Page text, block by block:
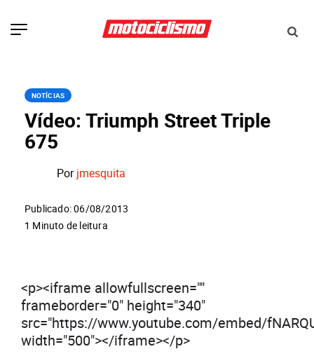
NOTÍCIAS
Vídeo: Triumph Street Triple
675
Porjmesquita
Publicado: 06/08/2013
1 Minuto de leitura
<p><iframe allowfullscreen=""
frameborder="0" height="340"
src="https://www.youtube.com/embed/
width="500"></iframe></p>